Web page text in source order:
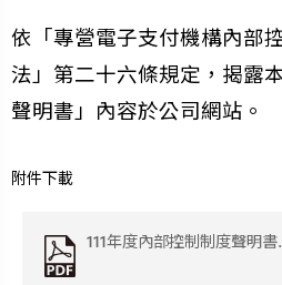
依「專營電子支付機構內部
法」第二十六條規定，揭露
聲明書」內容於公司網站。
附件下載
111年度內部控制制度聲明